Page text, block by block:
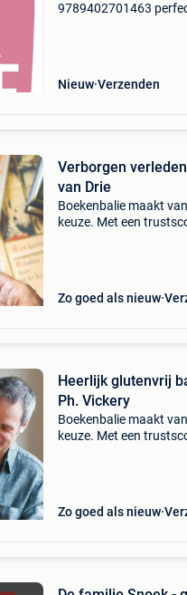
9789402701463
Nieuw Verzenden
Verborgen
van Drie
Boekenbalie maakt
keuze. Met een
Zo goed als nieuw
Heerlijk glutenvrij
Ph. Vickery
Boekenbalie maakt
keuze. Met een
Zo goed als nieuw